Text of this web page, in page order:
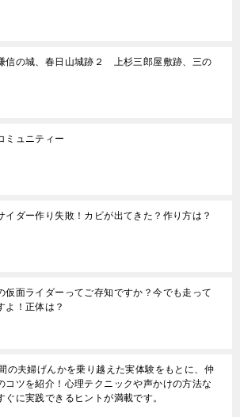
信の城、春日山城跡２ 上杉三郎屋敷跡、三の
ミュニティー
イダー作り失敗！カビが出てきた？作り方は？
仮面ライダーってご存知ですか？今でも走って
よ！正体は？
の夫婦げんかを乗り越えた実体験をもとに、仲
コツを紹介！心理テクニックや声かけの方法な
ぐに実践できるヒントが満載です。